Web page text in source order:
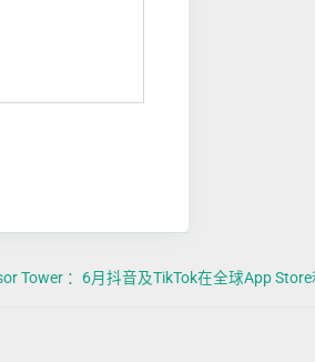
Tower ：6月抖音及TikTok在全球App